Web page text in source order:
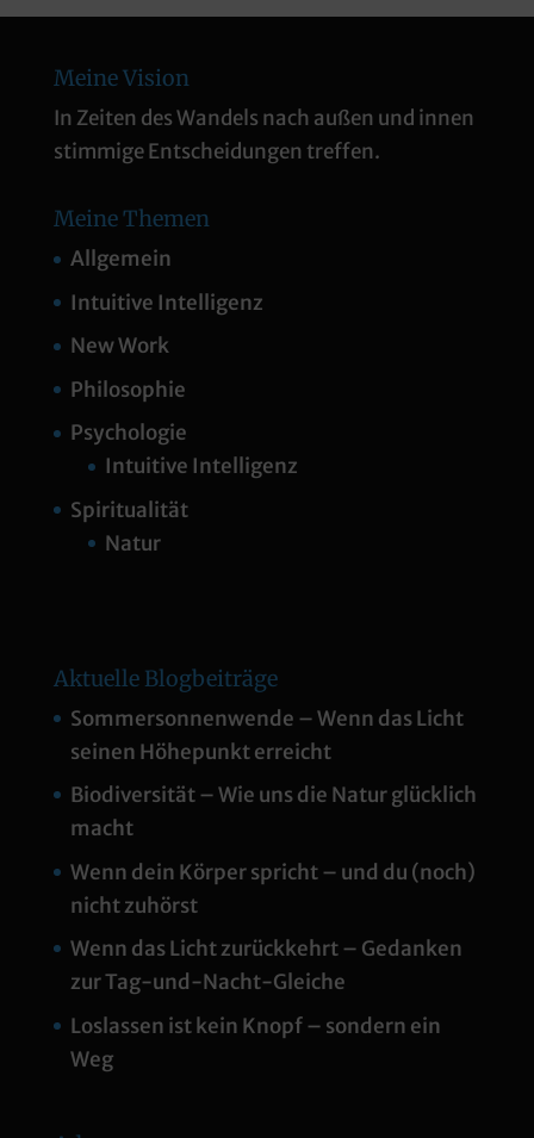
Meine Vision
In Zeiten des Wandels nach außen und innen
stimmige Entscheidungen treffen.
Meine Themen
Allgemein
Intuitive Intelligenz
New Work
Philosophie
Psychologie
Intuitive Intelligenz
Spiritualität
Natur
Aktuelle Blogbeiträge
Sommersonnenwende – Wenn das Licht
seinen Höhepunkt erreicht
Biodiversität – Wie uns die Natur glücklich
macht
Wenn dein Körper spricht – und du (noch)
nicht zuhörst
Wenn das Licht zurückkehrt – Gedanken
zur Tag-und-Nacht-Gleiche
Loslassen ist kein Knopf – sondern ein
Weg